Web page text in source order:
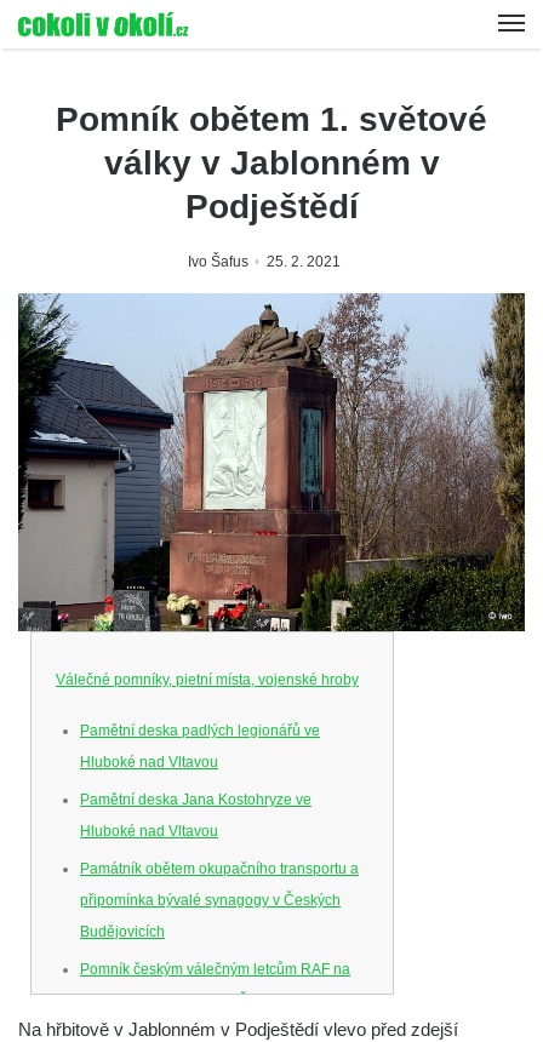
Pomník obětem 1. světové
války v Jablonném v
Podještědí
Ivo Šafus 25. 2. 2021
Válečné pomníky, pietní místa, vojenské hroby
Pamětní deska padlých legionářů ve
Hluboké nad Vltavou
Pamětní deska Jana Kostohryze ve
Hluboké nad Vltavou
Památník obětem okupačního transportu a
připomínka bývalé synagogy v Českých
Budějovicích
Pomník českým válečným letcům RAF na
Senovážném náměstí v Českých
Budějovicích
Na hřbitově v Jablonném v Podještědí vlevo před zdejší